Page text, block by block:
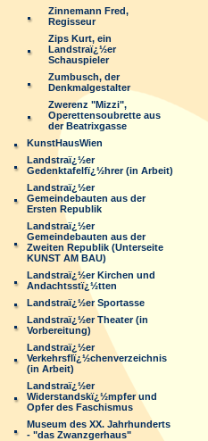
Zinnemann Fred,
Regisseur
Zips Kurt, ein
Landstraï¿½er
Schauspieler
Zumbusch, der
Denkmalgestalter
Zwerenz "Mizzi",
Operettensoubrette aus
der Beatrixgasse
KunstHausWien
Landstraï¿½er
Gedenktafelfï¿½hrer (in Arbeit)
Landstraï¿½er
Gemeindebauten aus der
Ersten Republik
Landstraï¿½er
Gemeindebauten aus der
Zweiten Republik (Unterseite
KUNST AM BAU)
Landstraï¿½er Kirchen und
Andachtsstï¿½tten
Landstraï¿½er Sportasse
Landstraï¿½er Theater (in
Vorbereitung)
Landstraï¿½er
Verkehrsflï¿½chenverzeichnis
(in Arbeit)
Landstraï¿½er
Widerstandskï¿½mpfer und
Opfer des Faschismus
Museum des XX. Jahrhunderts
- "das Zwanzgerhaus"